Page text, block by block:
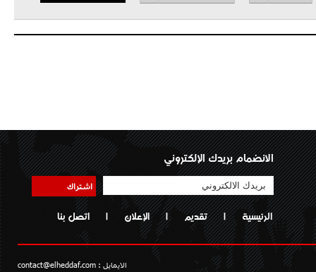
الانضمام بريدك الإلكتروني
اشتراك
الرئيسية | تقديم | الإعلان | اتصل بنا
الايمايل : contact@elheddaf.com